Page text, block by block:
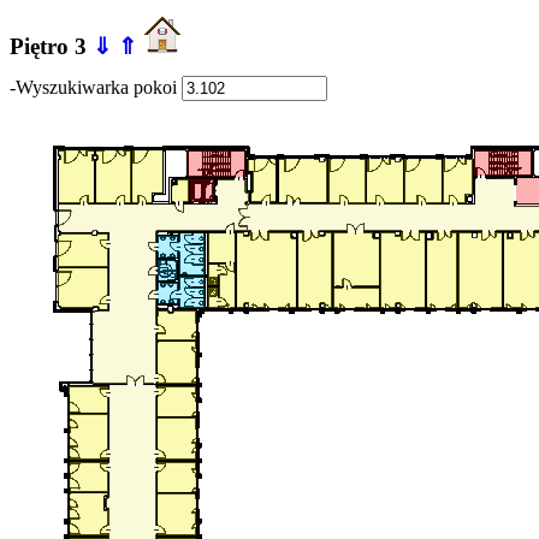
Piętro 3 ⇓ ⇑
-Wyszukiwarka pokoi